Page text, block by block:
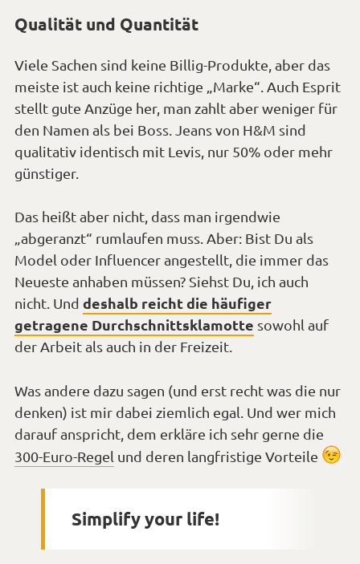
Qualität und Quantität
Viele Sachen sind keine Billig-Produkte, aber das
meiste ist auch keine richtige „Marke“. Auch Esprit
stellt gute Anzüge her, man zahlt aber weniger für
den Namen als bei Boss. Jeans von H&M sind
qualitativ identisch mit Levis, nur 50% oder mehr
günstiger.
Das heißt aber nicht, dass man irgendwie
„abgeranzt“ rumlaufen muss. Aber: Bist Du als
Model oder Influencer angestellt, die immer das
Neueste anhaben müssen? Siehst Du, ich auch
nicht. Unddeshalb reicht die häufiger
getragene Durchschnittsklamotte sowohl auf
der Arbeit als auch in der Freizeit.
Was andere dazu sagen (und erst recht was die nur
denken) ist mir dabei ziemlich egal. Und wer mich
darauf anspricht, dem erkläre ich sehr gerne die
300-Euro-Regel und deren langfristige Vorteile
Simplify your life!